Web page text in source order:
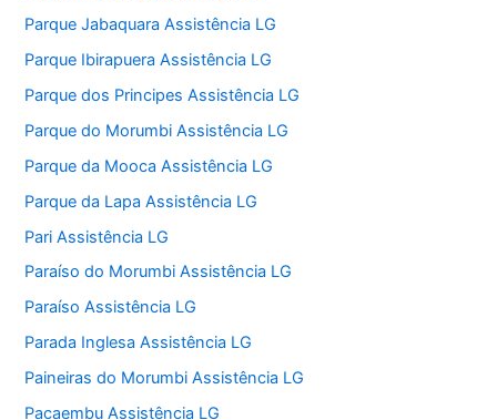
Parque Jabaquara Assistência LG
Parque Ibirapuera Assistência LG
Parque dos Principes Assistência LG
Parque do Morumbi Assistência LG
Parque da Mooca Assistência LG
Parque da Lapa Assistência LG
Pari Assistência LG
Paraíso do Morumbi Assistência LG
Paraíso Assistência LG
Parada Inglesa Assistência LG
Paineiras do Morumbi Assistência LG
Pacaembu Assistência LG